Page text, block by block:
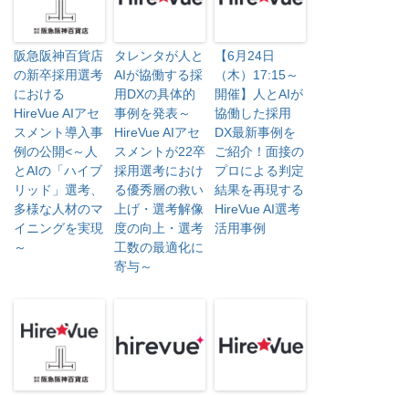
阪急阪神百貨店
の新卒採用選考
における
HireVue AIアセ
スメント導入事
例の公開<～人
とAIの「ハイブ
リッド」選考、
多様な人材のマ
イニングを実現
～
タレンタが人と
AIが協働する採
用DXの具体的
事例を発表～
HireVue AIアセ
スメントが22卒
採用選考におけ
る優秀層の救い
上げ・選考解像
度の向上・選考
工数の最適化に
寄与～
【6月24日
（木）17:15～
開催】人とAIが
協働した採用
DX最新事例を
ご紹介！面接の
プロによる判定
結果を再現する
HireVue AI選考
活用事例